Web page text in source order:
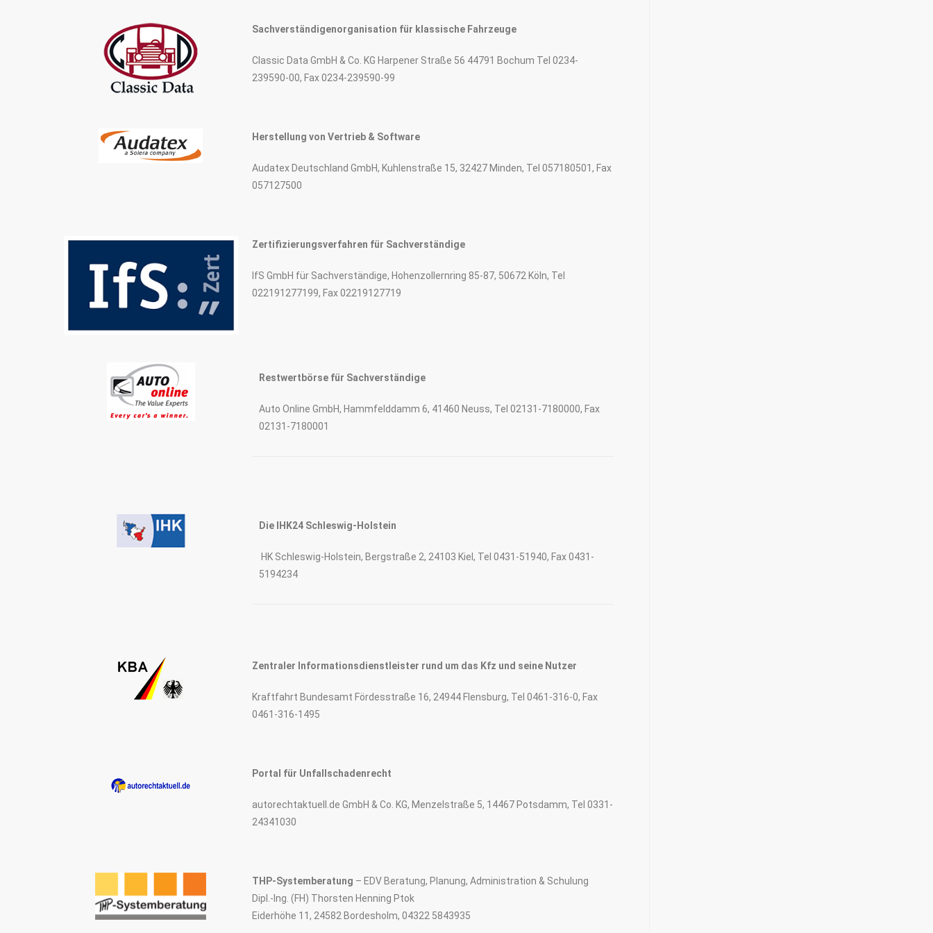
Sachverständigenorganisation für klassische Fahrzeuge
Classic Data GmbH & Co. KG Harpener Straße 56 44791 Bochum Tel 0234-
239590-00, Fax 0234-239590-99
Herstellung von Vertrieb & Software
Audatex Deutschland GmbH, Kuhlenstraße 15, 32427 Minden, Tel 057180501, Fax
057127500
Zertifizierungsverfahren für Sachverständige
IfS GmbH für Sachverständige, Hohenzollernring 85-87, 50672 Köln, Tel
022191277199, Fax 02219127719
Restwertbörse für Sachverständige
Auto Online GmbH, Hammfelddamm 6, 41460 Neuss, Tel 02131-7180000, Fax
02131-7180001
Die IHK24 Schleswig-Holstein
HK Schleswig-Holstein, Bergstraße 2, 24103 Kiel, Tel 0431-51940, Fax 0431-
5194234
Zentraler Informationsdienstleister rund um das Kfz und seine Nutzer
Kraftfahrt Bundesamt Fördesstraße 16, 24944 Flensburg, Tel 0461-316-0, Fax
0461-316-1495
Portal für Unfallschadenrecht
autorechtaktuell.de GmbH & Co. KG, Menzelstraße 5, 14467 Potsdamm, Tel 0331-
24341030
THP-Systemberatung – EDV Beratung, Planung, Administration & Schulung
Dipl.-Ing. (FH) Thorsten Henning Ptok
Eiderhöhe 11, 24582 Bordesholm, 04322 5843935